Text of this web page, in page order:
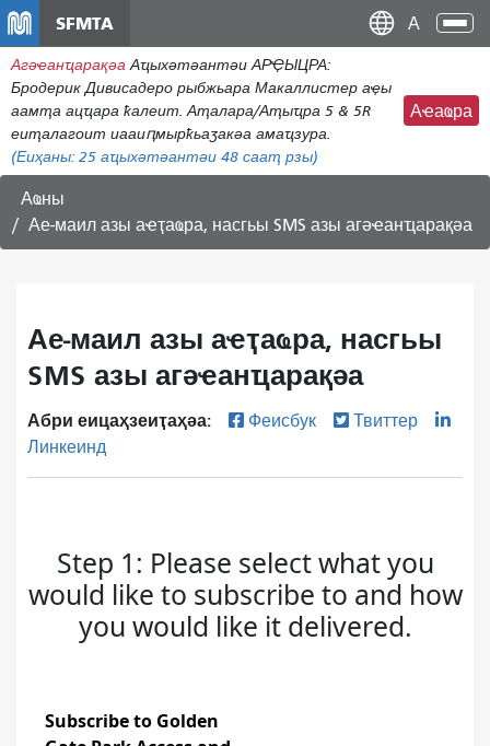
콘
텐
츠
로
건
뛰
기
SFMTA
Агәҽанҵарақәа Аҵыхәтәантәи АРҾЫЦРА:
Бродерик Дивисадеро рыбжьара Макаллистер аҿы
аамҭа ацҵара ҟалеит. Аҭалара/Аҭыҵра 5 & 5R
еиҭалагоит иааиԥмырҟьаӡакәа амаҵзура.
(Еиҳаны: 25 аҵыхәтәантәи 48 сааҭ рзы)
Аҽаҩра
Аҩны
Ае-маил азы аҽҭаҩра, насгьы SMS азы агәҽанҵарақәа
Ае-маил азы аҽҭаҩра, насгьы
SMS азы агәҽанҵарақәа
Абри еицаҳзеиҭаҳәа: Феисбук
Твиттер
Линкеинд